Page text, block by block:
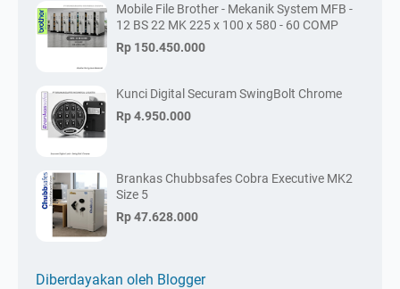
Mobile File Brother - Mekanik System MFB -
12 BS 22 MK 225 x 100 x 580 - 60 COMP
Rp 150.450.000
Kunci Digital Securam SwingBolt Chrome
Rp 4.950.000
Brankas Chubbsafes Cobra Executive MK2
Size 5
Rp 47.628.000
Diberdayakan oleh Blogger